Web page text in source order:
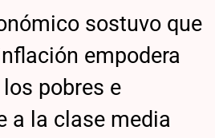
sostuvo que
empodera
pobres e
a la clase media